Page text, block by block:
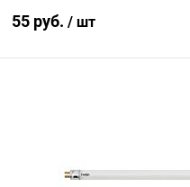
55 руб. / шт
В избранное